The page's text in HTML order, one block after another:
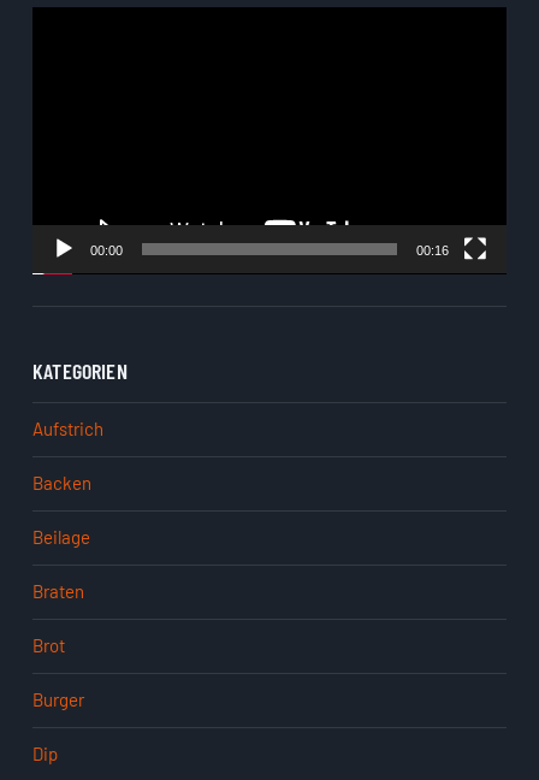
00:00 00:16
KATEGORIEN
Aufstrich
Backen
Beilage
Braten
Brot
Burger
Dip